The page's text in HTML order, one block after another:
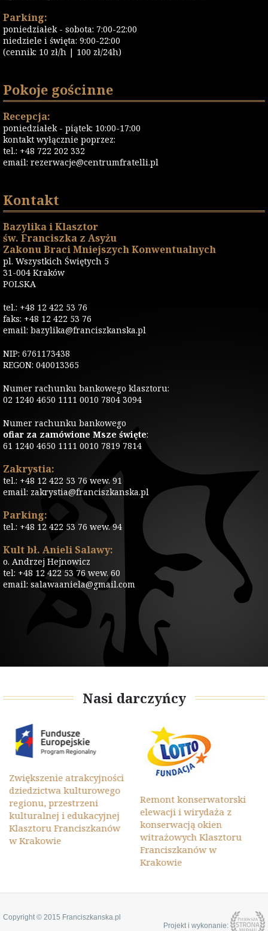
Parking:
poniedziałek - sobota: 7:00-22:00
niedziele i święta: 9:00-22:00
(cennik: 10 zł/h | 100 zł/24h)
Pokoje gościnne
Recepcja:
poniedziałek - piątek: 10:00-17:00
kontakt wyłącznie poprzez:
tel.: +48 722 202 332
email: rezerwacje@centrumfratelli.pl
Kontakt
Bazylika i Klasztor
św. Franciszka z Asyżu
Zakonu Braci Mniejszych Konwentualnych
pl. Wszystkich Świętych 5
31-004 Kraków
POLSKA
tel.: +48 12 422 53 76
faks: +48 12 422 53 76
email: bazylika@franciszkanska.pl
NIP: 6761173438
REGON: 040013365
Numer rachunku bankowego klasztoru:
02 1240 4650 1111 0010 7804 3094
Numer rachunku bankowego
ofiar za zamówione Msze święte:
61 1240 4650 1111 0010 7819 7814
Zakrystia:
tel.: +48 12 422 53 76 wew. 91
email: zakrystia@franciszkanska.pl
Parking:
tel.: +48 12 422 53 76 wew. 94
Kult bł. Anieli Salawy:
o. Andrzej Hejnowicz
tel: +48 12 422 53 76 wew. 60
email: salawaaniela@gmail.com
Nasi darczyńcy
Zwiększenie atrakcyjności
dziedzictwa kulturowego
regionu, przestrzeni
kulturalnej i edukacyjnej
Klasztoru Franciszkanów
w Krakowie
Remont konserwatorski
elewacji i wirydaża z
konserwacją okien
witrażowych Klasztoru
Franciszkanów w
Krakowie
Copyright © 2015 Franciszkanska.pl
Projekt i wykonanie: